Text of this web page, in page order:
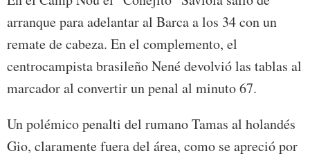
arranque para adelantar al Barca a los 34 con un
remate de cabeza. En el complemento, el
centrocampista brasileño Nené devolvió las tablas al
marcador al convertir un penal al minuto 67.
Un polémico penalti del rumano Tamas al holandés
Gio, claramente fuera del área, como se apreció por